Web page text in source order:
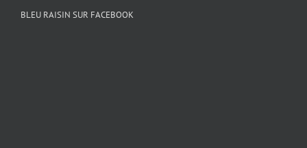
BLEU RAISIN SUR FACEBOOK